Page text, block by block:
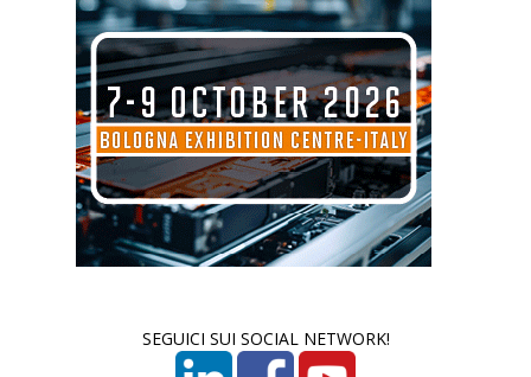
SEGUICI SUI SOCIAL NETWORK!